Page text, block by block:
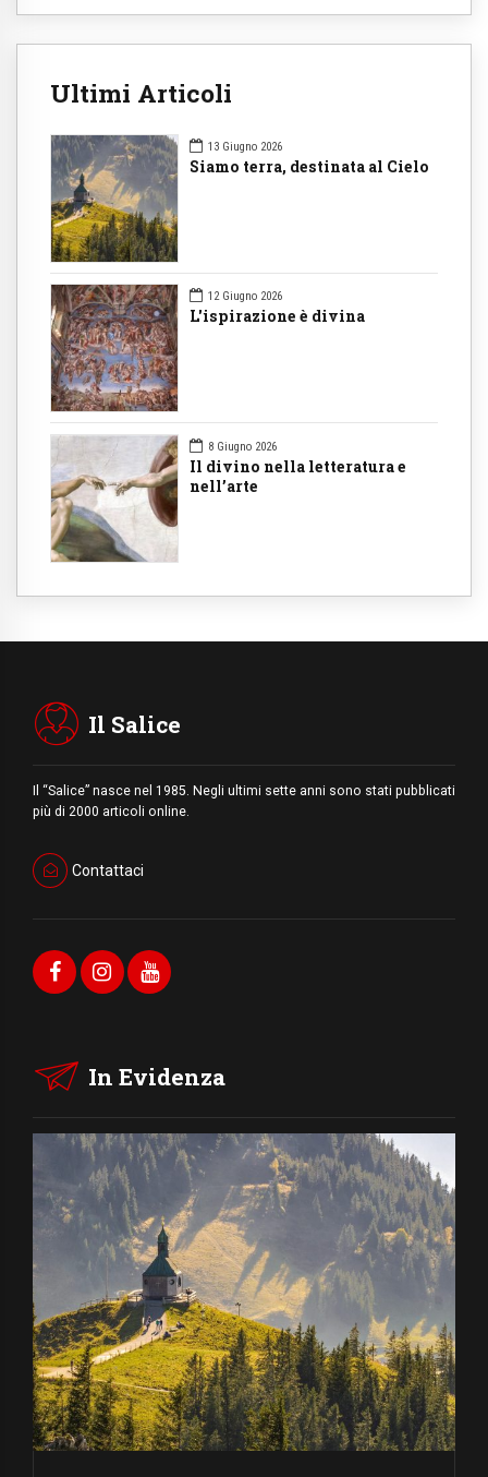
Ultimi Articoli
13 Giugno 2026
Siamo terra, destinata al Cielo
12 Giugno 2026
L'ispirazione è divina
8 Giugno 2026
Il divino nella letteratura e
nell’arte
Il Salice
Il “Salice” nasce nel 1985. Negli ultimi sette anni sono stati pubblicati
più di 2000 articoli online.
Contattaci
In Evidenza